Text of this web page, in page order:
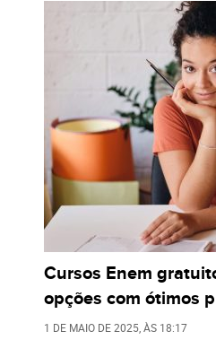
Cursos Enem
opções com ótimos
1 DE MAIO DE 2025 , ÀS 18:17